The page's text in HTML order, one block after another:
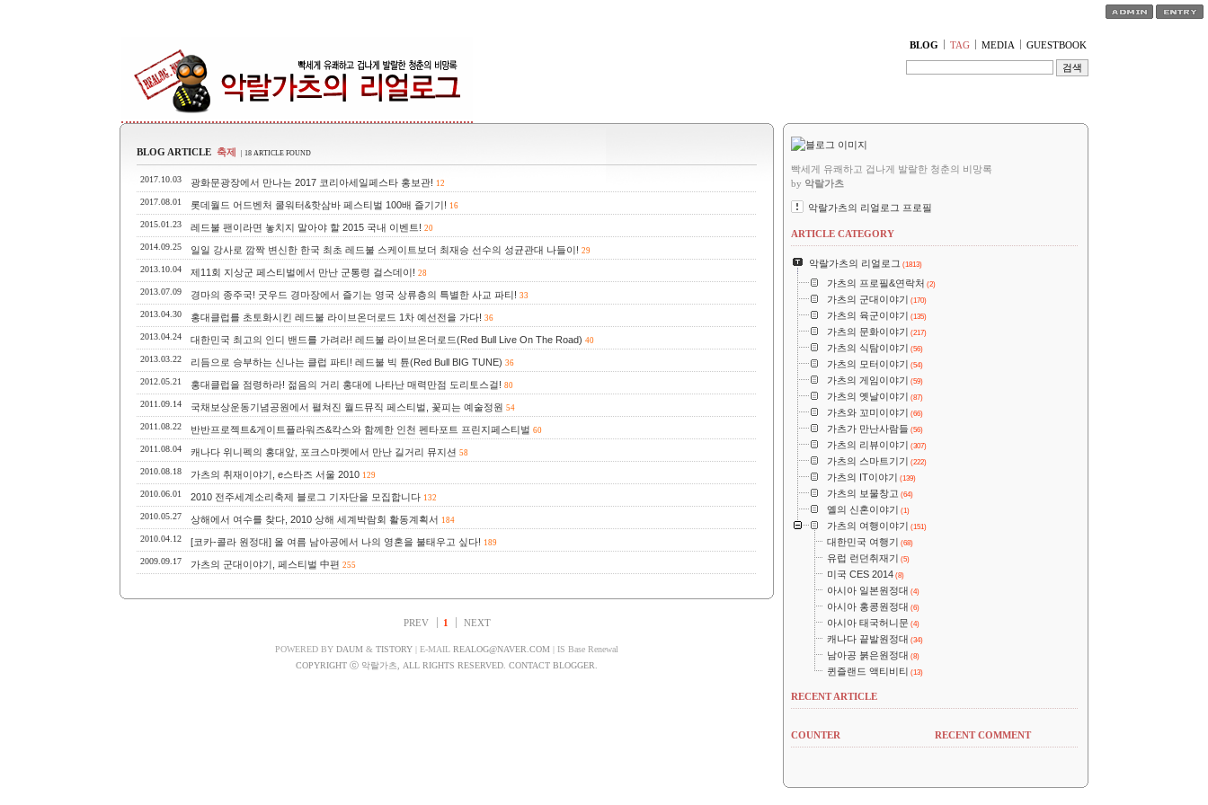
BLOG TAG MEDIA GUESTBOOK
BLOG ARTICLE 축제 | 18 ARTICLE FOUND
2017.10.03 광화문광장에서 만나는 2017 코리아세일페스타 홍보관! 12
2017.08.01 롯데월드 어드벤처 쿨워터&핫삼바 페스티벌 100배 즐기기! 16
2015.01.23 레드불 팬이라면 놓치지 말아야 할 2015 국내 이벤트! 20
2014.09.25 일일 강사로 깜짝 변신한 한국 최초 레드불 스케이트보더 최재승 선수의 성균관대 나들이! 29
2013.10.04 제11회 지상군 페스티벌에서 만난 군통령 걸스데이! 28
2013.07.09 경마의 종주국! 굿우드 경마장에서 즐기는 영국 상류층의 특별한 사교 파티! 33
2013.04.30 홍대클럽를 초토화시킨 레드불 라이브온더로드 1차 예선전을 가다! 36
2013.04.24 대한민국 최고의 인디 밴드를 가려라! 레드불 라이브온더로드(Red Bull Live On The Road) 40
2013.03.22 리듬으로 승부하는 신나는 클럽 파티! 레드불 빅 튠(Red Bull BIG TUNE) 36
2012.05.21 홍대클럽을 점령하라! 젊음의 거리 홍대에 나타난 매력만점 도리토스걸! 80
2011.09.14 국채보상운동기념공원에서 펼쳐진 월드뮤직 페스티벌, 꽃피는 예술정원 54
2011.08.22 반반프로젝트&게이트플라워즈&칵스와 함께한 인천 펜타포트 프린지페스티벌 60
2011.08.04 캐나다 위니펙의 홍대앞, 포크스마켓에서 만난 길거리 뮤지션 58
2010.08.18 가츠의 취재이야기, e스타즈 서울 2010 129
2010.06.01 2010 전주세계소리축제 블로그 기자단을 모집합니다 132
2010.05.27 상해에서 여수를 찾다, 2010 상해 세계박람회 활동계획서 184
2010.04.12 [코카-콜라 원정대] 올 여름 남아공에서 나의 영혼을 불태우고 싶다! 189
2009.09.17 가츠의 군대이야기, 페스티벌 中편 255
PREV 1 NEXT
POWERED BY DAUM & TISTORY | E-MAIL REALOG@NAVER.COM | IS Base Renewal
COPYRIGHT ⓒ 악랄가츠, ALL RIGHTS RESERVED. CONTACT BLOGGER.
빡세게 유쾌하고 겁나게 발랄한 청춘의 비망록
by 악랄가츠
악랄가츠의 리얼로그 프로필
ARTICLE CATEGORY
악랄가츠의 리얼로그 (1813)
가츠의 프로필&연락처 (2)
가츠의 군대이야기 (170)
가츠의 육군이야기 (135)
가츠의 문화이야기 (217)
가츠의 식탐이야기 (56)
가츠의 모터이야기 (54)
가츠의 게임이야기 (59)
가츠의 옛날이야기 (87)
가츠와 꼬미이야기 (66)
가츠가 만난사람들 (56)
가츠의 리뷰이야기 (307)
가츠의 스마트기기 (222)
가츠의 IT이야기 (139)
가츠의 보물창고 (64)
옐의 신혼이야기 (1)
가츠의 여행이야기 (151)
대한민국 여행기 (68)
유럽 런던취재기 (5)
미국 CES 2014 (8)
아시아 일본원정대 (4)
아시아 홍콩원정대 (6)
아시아 태국허니문 (4)
캐나다 끝발원정대 (34)
남아공 붉은원정대 (8)
퀸즐랜드 액티비티 (13)
RECENT ARTICLE
COUNTER RECENT COMMENT
티스토리툴바